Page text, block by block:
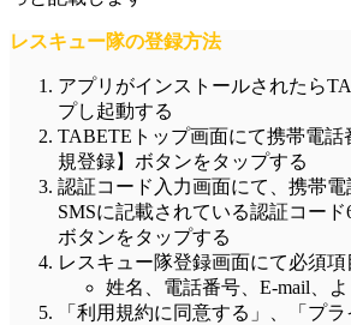
レスキュー隊の登録方法
アプリがインストールされたら
プし起動する
TABETEトップ画面にて携帯電
規登録】ボタンをタップする
認証コード入力画面にて、 携帯電
SMSに記載されている認証コード
ボタンをタップする
レスキュー隊登録画面にて必須項
姓名、電話番号、E-mail、
「利用規約に同意する」、「プ